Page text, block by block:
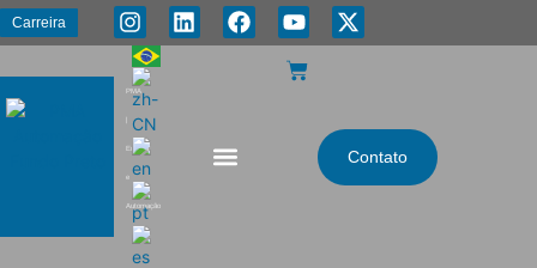
Carreira
PMA
Energia
e
Automação
Contato